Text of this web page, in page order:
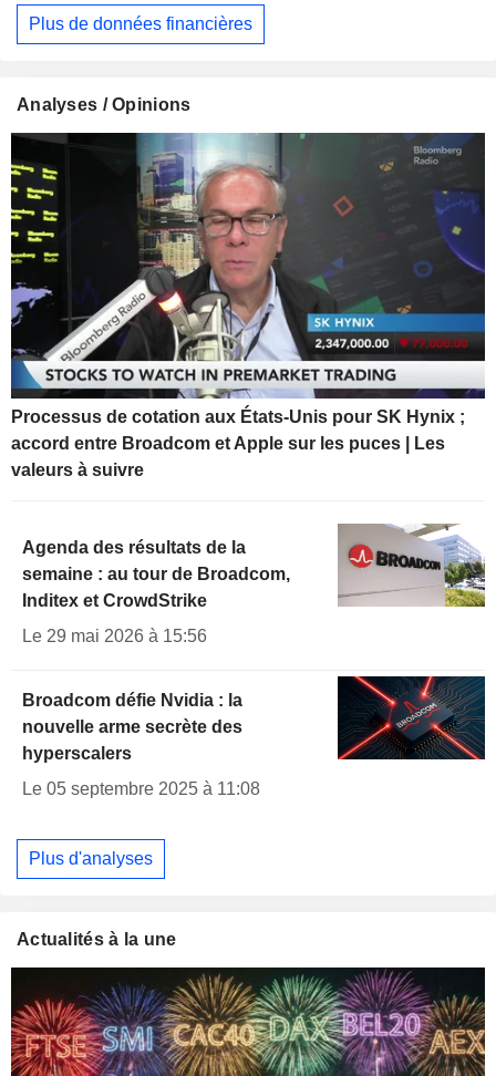
Plus de données financières
Analyses / Opinions
Processus de cotation aux États-Unis pour SK Hynix ;
accord entre Broadcom et Apple sur les puces | Les
valeurs à suivre
Agenda des résultats de la
semaine : au tour de Broadcom,
Inditex et CrowdStrike
Le 29 mai 2026 à 15:56
Broadcom défie Nvidia : la
nouvelle arme secrète des
hyperscalers
Le 05 septembre 2025 à 11:08
Plus d'analyses
Actualités à la une